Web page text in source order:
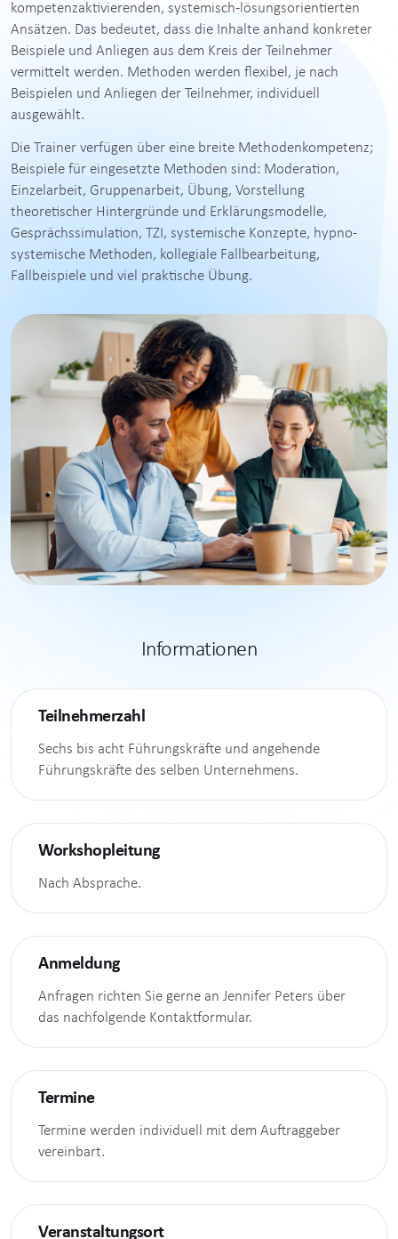
kompetenzaktivierenden, systemisch-lösungsorientierten
Ansätzen. Das bedeutet, dass die Inhalte anhand konkreter
Beispiele und Anliegen aus dem Kreis der Teilnehmer
vermittelt werden. Methoden werden flexibel, je nach
Beispielen und Anliegen der Teilnehmer, individuell
ausgewählt.
Die Trainer verfügen über eine breite Methodenkompetenz;
Beispiele für eingesetzte Methoden sind: Moderation,
Einzelarbeit, Gruppenarbeit, Übung, Vorstellung
theoretischer Hintergründe und Erklärungsmodelle,
Gesprächssimulation, TZI, systemische Konzepte, hypno-
systemische Methoden, kollegiale Fallbearbeitung,
Fallbeispiele und viel praktische Übung.
Informationen
Teilnehmerzahl
Sechs bis acht Führungskräfte und angehende
Führungskräfte des selben Unternehmens.
Workshopleitung
Nach Absprache.
Anmeldung
Anfragen richten Sie gerne an Jennifer Peters über
das nachfolgende Kontaktformular.
Termine
Termine werden individuell mit dem Auftraggeber
vereinbart.
Veranstaltungsort